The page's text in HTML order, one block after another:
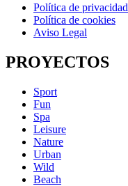
Política de privacidad
Política de cookies
Aviso Legal
PROYECTOS
Sport
Fun
Spa
Leisure
Nature
Urban
Wild
Beach